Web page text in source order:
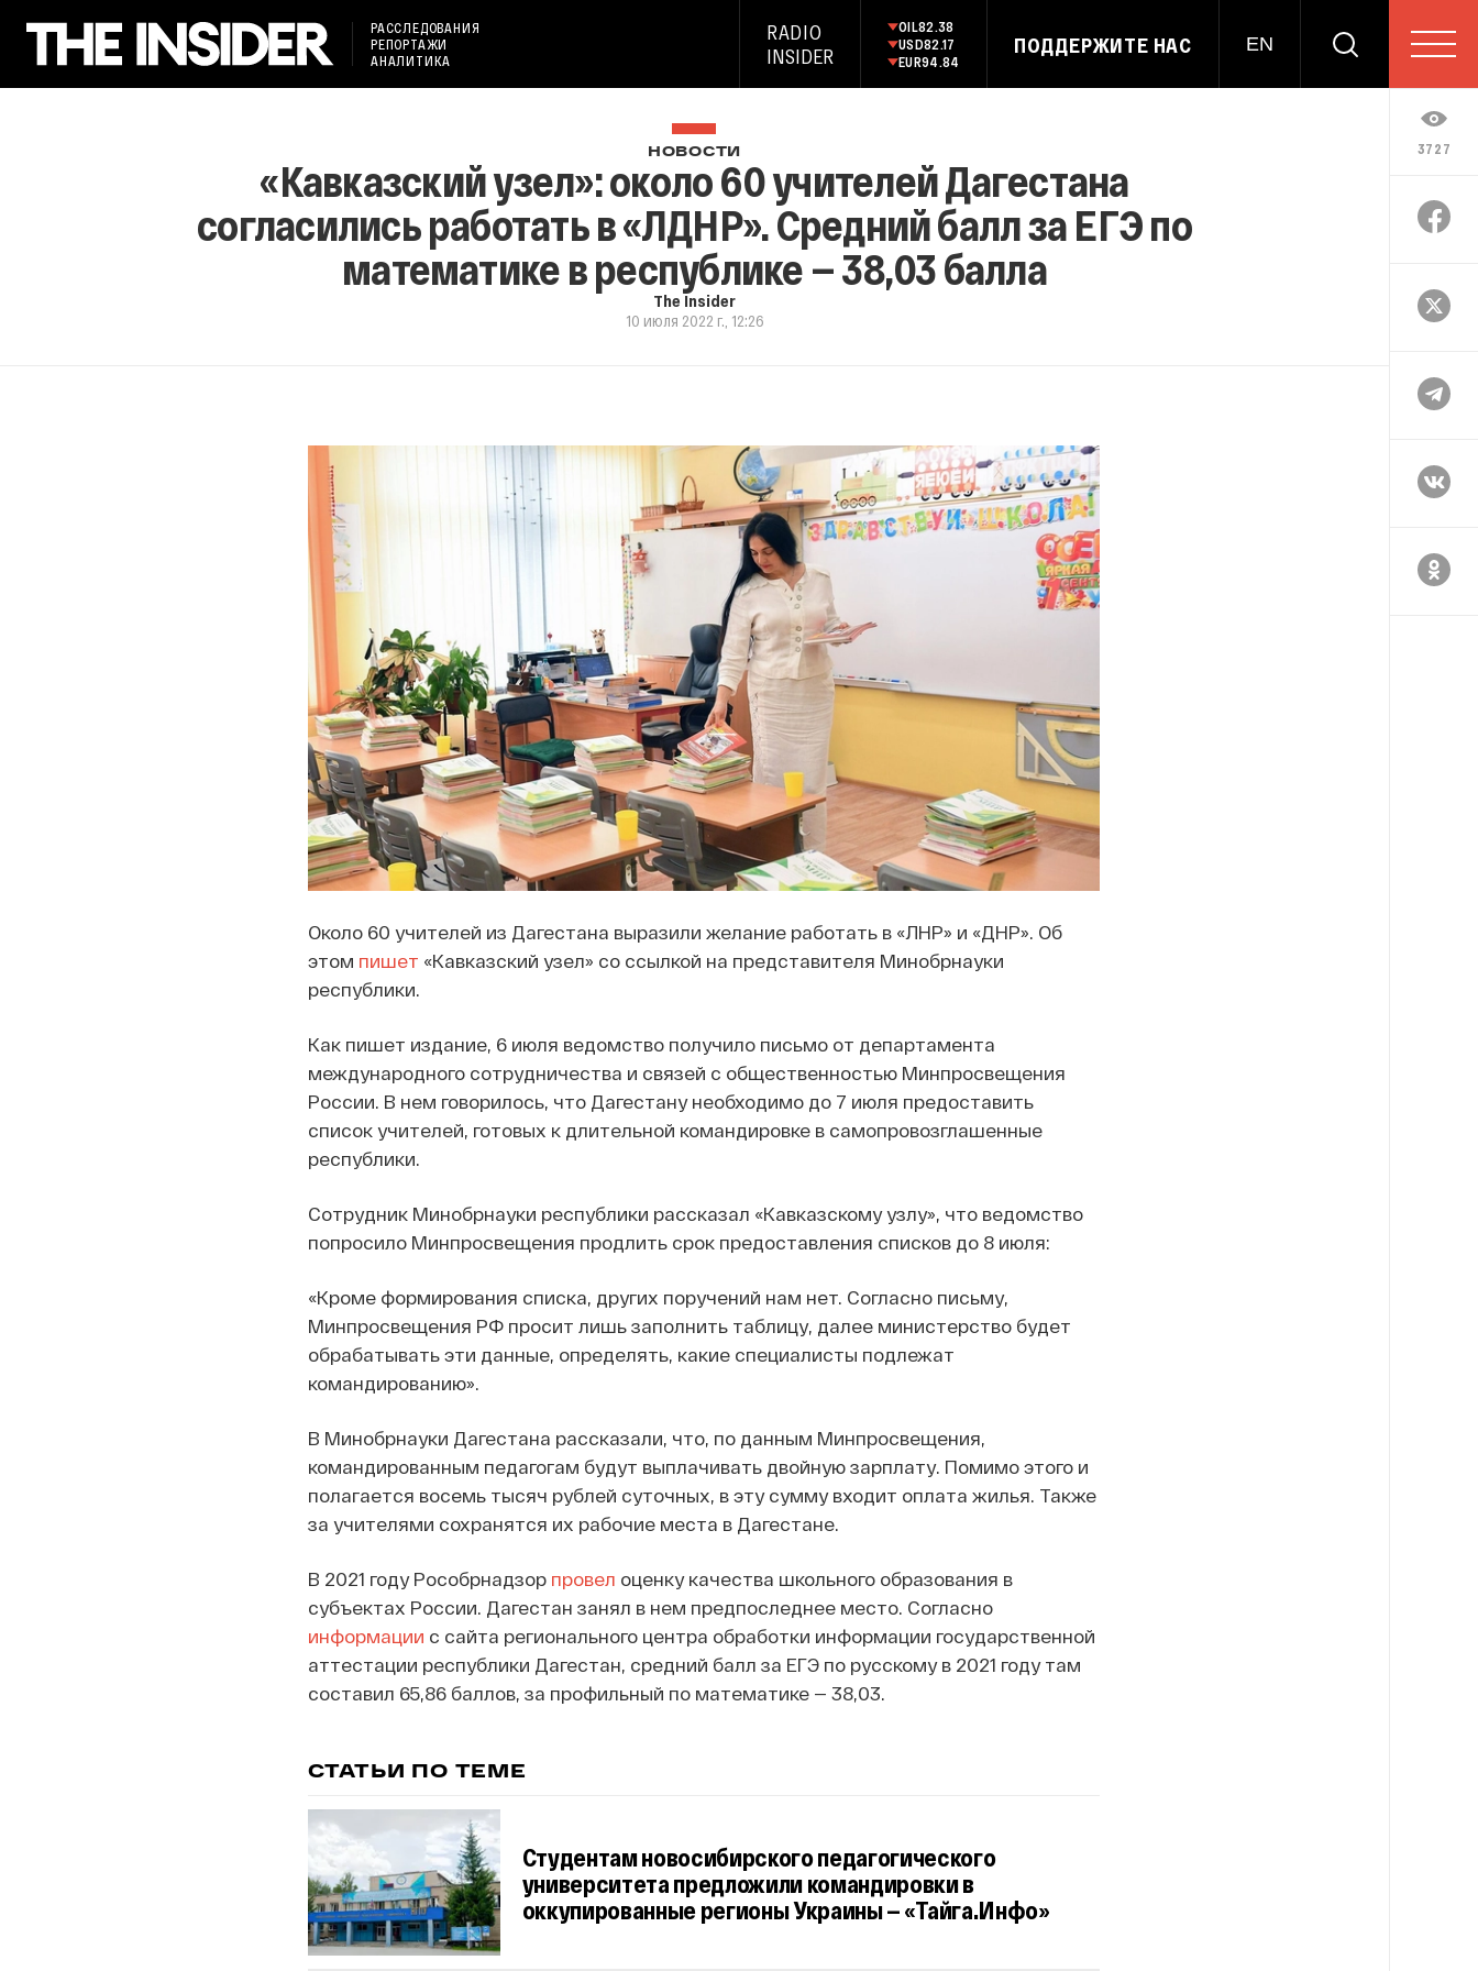
РАССЛЕДОВАНИЯ
РЕПОРТАЖИ
АНАЛИТИКА
RADIO
INSIDER
OIL82.38
USD82.17
EUR94.84
ПОДДЕРЖИТЕ НАС EN
3727
НОВОСТИ
«Кавказский узел»: около 60 учителей Дагестана
согласились работать в «ЛДНР». Средний балл за ЕГЭ по
математике в республике — 38,03 балла
The Insider
10 июля 2022 г., 12:26
Около 60 учителей из Дагестана выразили желание работать в «ЛНР» и «ДНР». Об
этом пишет «Кавказский узел» со ссылкой на представителя Минобрнауки
республики.
Как пишет издание, 6 июля ведомство получило письмо от департамента
международного сотрудничества и связей с общественностью Минпросвещения
России. В нем говорилось, что Дагестану необходимо до 7 июля предоставить
список учителей, готовых к длительной командировке в самопровозглашенные
республики.
Сотрудник Минобрнауки республики рассказал «Кавказскому узлу», что ведомство
попросило Минпросвещения продлить срок предоставления списков до 8 июля:
«Кроме формирования списка, других поручений нам нет. Согласно письму,
Минпросвещения РФ просит лишь заполнить таблицу, далее министерство будет
обрабатывать эти данные, определять, какие специалисты подлежат
командированию».
В Минобрнауки Дагестана рассказали, что, по данным Минпросвещения,
командированным педагогам будут выплачивать двойную зарплату. Помимо этого и
полагается восемь тысяч рублей суточных, в эту сумму входит оплата жилья. Также
за учителями сохранятся их рабочие места в Дагестане.
В 2021 году Рособрнадзор провел оценку качества школьного образования в
субъектах России. Дагестан занял в нем предпоследнее место. Согласно
информации с сайта регионального центра обработки информации государственной
аттестации республики Дагестан, средний балл за ЕГЭ по русскому в 2021 году там
составил 65,86 баллов, за профильный по математике — 38,03.
СТАТЬИ ПО ТЕМЕ
Студентам новосибирского педагогического
университета предложили командировки в
оккупированные регионы Украины — «Тайга.Инфо»